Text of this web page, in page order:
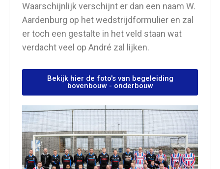
Waarschijnlijk verschijnt er dan een naam W.
Aardenburg op het wedstrijdformulier en zal
er toch een gestalte in het veld staan wat
verdacht veel op André zal lijken.
Bekijk hier de foto's van begeleiding
bovenbouw - onderbouw